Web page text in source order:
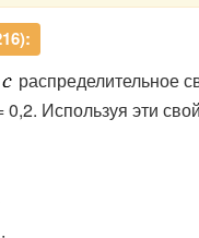
распределительное
0,2. Используя эти